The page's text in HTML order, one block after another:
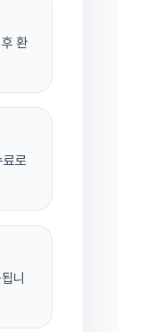
환
료로
니